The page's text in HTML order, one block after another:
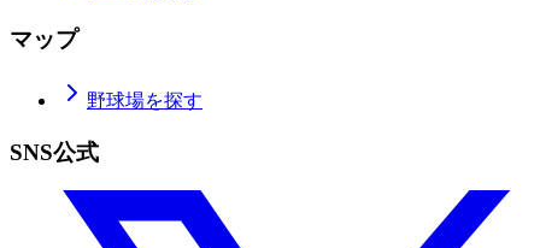
マップ
野球場を探す
SNS公式